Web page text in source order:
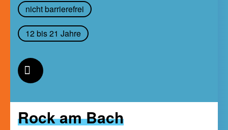
nicht barrierefrei
12 bis 21 Jahre
Rock am Bach